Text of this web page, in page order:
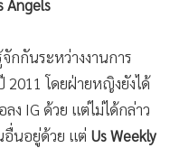
Angels
กกันระหว่างงานการ
2011 โดยฝ่ายหญิงยังได้
ง IG ด้วย แต่ไม่ได้กล่าว
นอยู่ด้วย แต่ Us Weekly